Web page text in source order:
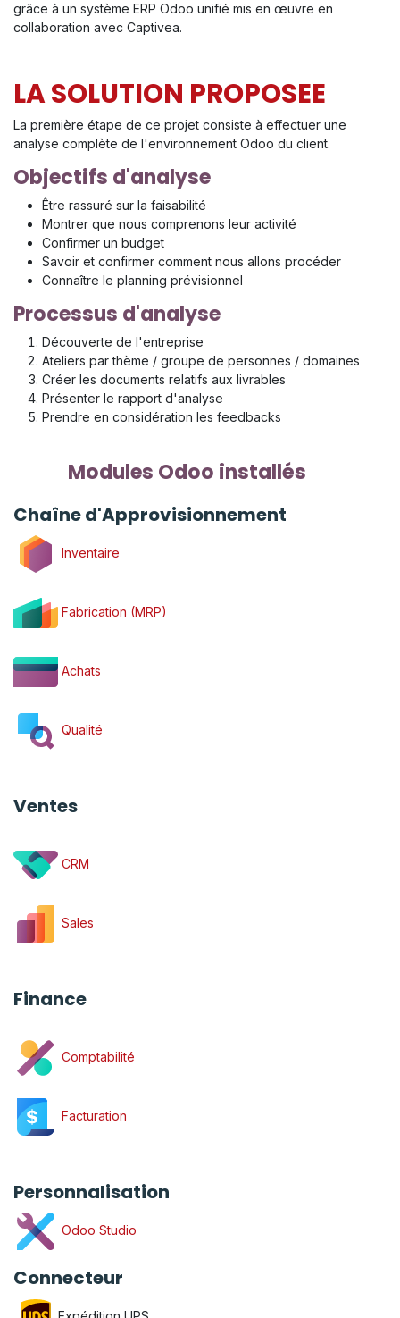
grâce à un système ERP Odoo unifié mis en œuvre en
collaboration avec Captivea.
LA SOLUTION PROPOSEE
La première étape de ce projet consiste à effectuer une
analyse complète de l'environnement Odoo du client.
Objectifs d'analyse
Être rassuré sur la faisabilité
Montrer que nous comprenons leur activité
Confirmer un budget
Savoir et confirmer comment nous allons procéder
Connaître le planning prévisionnel
Processus d'analyse
Découverte de l'entreprise
Ateliers par thème / groupe de personnes / domaines
Créer les documents relatifs aux livrables
Présenter le rapport d'analyse
Prendre en considération les feedbacks
Modules Odoo installés
Chaîne d'Approvisionnement
Inventaire
Fabrication (MRP)
Achats
Qualité
Ventes
CRM
Sales
Finance
Comptabilité
Facturation
Personnalisation
Odoo Studio
Connecteur